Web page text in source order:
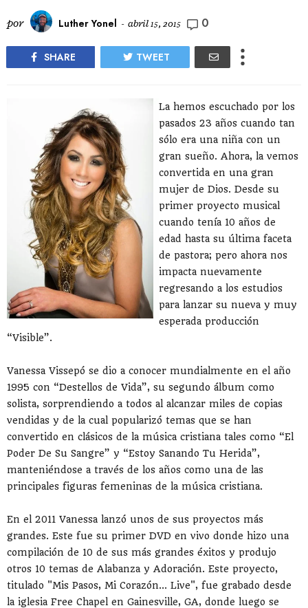
por Luther Yonel - abril 15, 2015 0
SHARE TWEET
La hemos escuchado por los
pasados 23 años cuando tan
sólo era una niña con un
gran sueño. Ahora, la vemos
convertida en una gran
mujer de Dios. Desde su
primer proyecto musical
cuando tenía 10 años de
edad hasta su última faceta
de pastora; pero ahora nos
impacta nuevamente
regresando a los estudios
para lanzar su nueva y muy
esperada producción
“Visible”.
Vanessa Vissepó se dio a conocer mundialmente en el año
1995 con “Destellos de Vida”, su segundo álbum como
solista, sorprendiendo a todos al alcanzar miles de copias
vendidas y de la cual popularizó temas que se han
convertido en clásicos de la música cristiana tales como “El
Poder De Su Sangre” y “Estoy Sanando Tu Herida”,
manteniéndose a través de los años como una de las
principales figuras femeninas de la música cristiana.
En el 2011 Vanessa lanzó unos de sus proyectos más
grandes. Este fue su primer DVD en vivo donde hizo una
compilación de 10 de sus más grandes éxitos y produjo
otros 10 temas de Alabanza y Adoración. Este proyecto,
titulado "Mis Pasos, Mi Corazón... Live", fue grabado desde
la iglesia Free Chapel en Gainesville, GA, donde luego se